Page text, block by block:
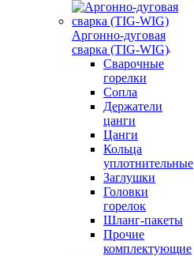
Аргонно-дуговая
сварка (TIG-WIG)
Сварочные
горелки
Сопла
Держатели
цанги
Цанги
Кольца
уплотнительные
Заглушки
Головки
горелок
Шланг-пакеты
Прочие
комплектующие